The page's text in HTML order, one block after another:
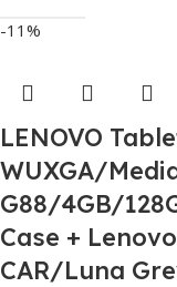
-11%
LENOVO
WUXGA/
G88/4GB/
Case +
CAR/Luna